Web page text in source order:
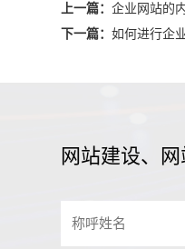
上一篇：企业网站的
下一篇：如何进行企
网站建设、